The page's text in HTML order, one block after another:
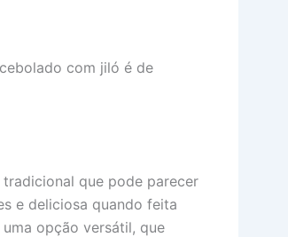
com jiló é de
que pode parecer
e deliciosa quando feita
opção versátil, que